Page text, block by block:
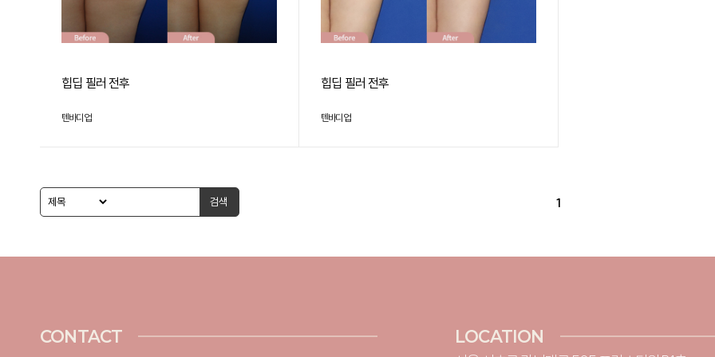
힙딥 필러 전후
텐바디업
힙딥 필러 전후
텐바디업
검색 1
CONTACT LOCATION